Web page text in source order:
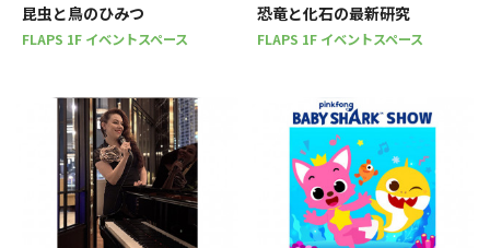
昆虫と鳥のひみつ
FLAPS 1F イベントスペース
恐竜と化石の最新研究
FLAPS 1F イベントスペース